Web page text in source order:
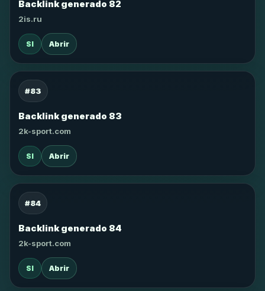
Backlink generado 82
2is.ru
SI Abrir
#83
Backlink generado 83
2k-sport.com
SI Abrir
#84
Backlink generado 84
2k-sport.com
SI Abrir